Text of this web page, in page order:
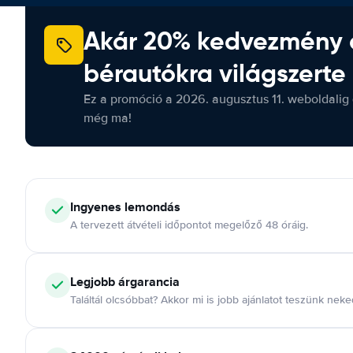
Akár 20% kedvezmény
bérautókra világszerte
Ez a promóció a 2026. augusztus 11.
még ma!
Ingyenes lemondás
A tervezett átvételi időpontot megelőző 48 óráig.
Legjobb árgarancia
Találtál olcsóbbat? Akkor mi is jobb ajánlatot teszünk